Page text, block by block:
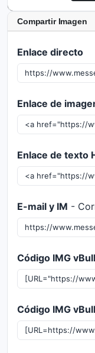
Compartir Imagen
Enlace directo
Enlace de
Enlace de texto
E-mail y IM -
Código IMG
Código IMG